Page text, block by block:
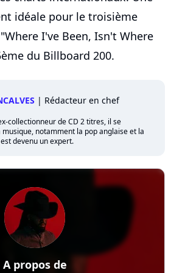
idéale pour le troisième
I've Been, Isn't Where
du Billboard 200.
| Rédacteur en chef
collectionneur de CD 2 titres, il se
notamment la pop anglaise et la
devenu un expert.
A propos de